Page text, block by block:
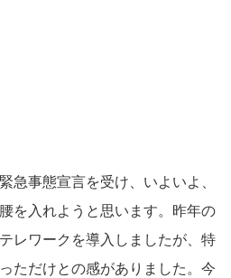
急事態宣言を受け、いよいよ、
を入れようと思います。昨年の
レワークを導入しましたが、特
ただけとの感がありました。今